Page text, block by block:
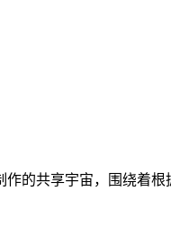
的共享宇宙，围绕